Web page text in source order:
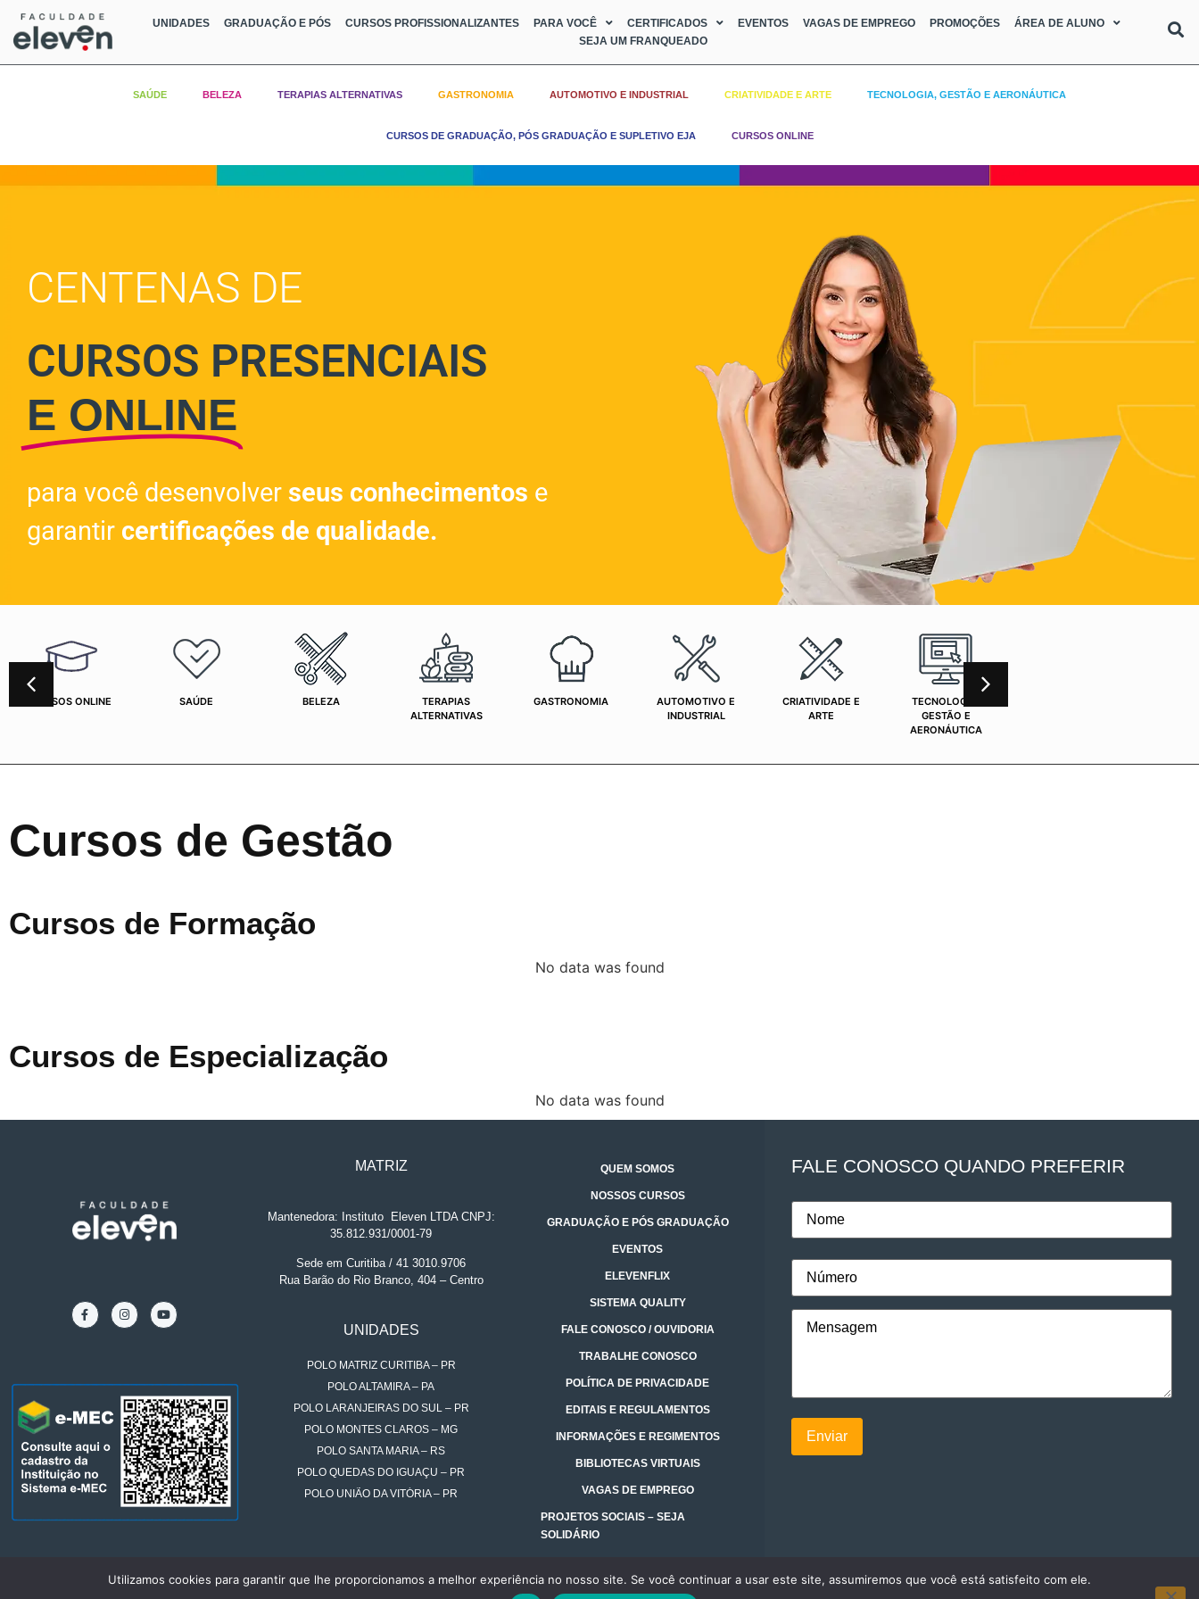
UNIDADES GRADUAÇÃO E PÓS CURSOS PROFISSIONALIZANTES PARA VOCÊ CERTIFICADOS EVENTOS VAGAS DE EMPREGO PROMOÇÕES
ÁREA DE ALUNO
SEJA UM FRANQUEADO
SAÚDE BELEZA TERAPIAS ALTERNATIVAS GASTRONOMIA AUTOMOTIVO E INDUSTRIAL CRIATIVIDADE E ARTE TECNOLOGIA, GESTÃO E AERONÁUTICA
CURSOS DE GRADUAÇÃO, PÓS GRADUAÇÃO E SUPLETIVO EJA CURSOS ONLINE
CENTENAS DE
CURSOS PRESENCIAIS
E ONLINE
para você desenvolver seus conhecimentos e
garantir certificações de qualidade.
CURSOS ONLINE SAÚDE BELEZA
TERAPIAS
ALTERNATIVAS
GASTRONOMIA
AUTOMOTIVO E
INDUSTRIAL
CRIATIVIDADE E
ARTE
TECNOLOGIA,
GESTÃO E
AERONÁUTICA
Cursos de Gestão
Cursos de Formação
No data was found
Cursos de Especialização
No data was found
MATRIZ
Mantenedora: Instituto.
Eleven LTDA CNPJ:
35.812.931/0001-79
Sede em Curitiba / 41 3010.9706
Rua Barão do Rio Branco, 404 – Centro
UNIDADES
POLO MATRIZ CURITIBA – PR
POLO ALTAMIRA – PA
POLO LARANJEIRAS DO SUL – PR
POLO MONTES CLAROS – MG
POLO SANTA MARIA – RS
POLO QUEDAS DO IGUAÇU – PR
POLO UNIÃO DA VITÓRIA – PR
QUEM SOMOS
NOSSOS CURSOS
GRADUAÇÃO E PÓS GRADUAÇÃO
EVENTOS
ELEVENFLIX
SISTEMA QUALITY
FALE CONOSCO / OUVIDORIA
TRABALHE CONOSCO
POLÍTICA DE PRIVACIDADE
EDITAIS E REGULAMENTOS
INFORMAÇÕES E REGIMENTOS
BIBLIOTECAS VIRTUAIS
VAGAS DE EMPREGO
PROJETOS SOCIAIS – SEJA
SOLIDÁRIO
FALE CONOSCO QUANDO PREFERIR
Utilizamos cookies para garantir que lhe proporcionamos a melhor experiência no nosso site. Se você continuar a usar este site, assumiremos que você está satisfeito com ele.